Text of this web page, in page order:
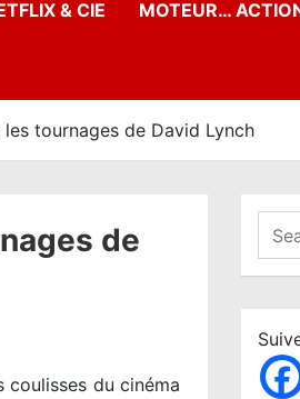
& CIE MOTEUR…
les tournages de David Lynch
de
coulisses du cinéma
a
c
h